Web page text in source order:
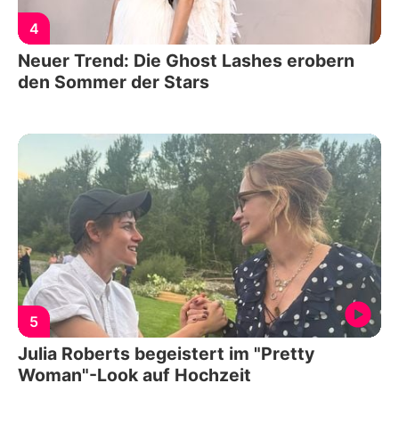
4
Neuer Trend: Die Ghost Lashes erobern
den Sommer der Stars
5
Julia Roberts begeistert im "Pretty
Woman"-Look auf Hochzeit